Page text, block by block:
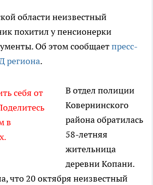
области неизвестный
похитил у пенсионерки
Об этом сообщаетпресс-
региона.
себя от
в
В отдел полиции
Ковернинского
района обратилась
58-летняя
жительница
деревни Копани.
что 20 октября неизвестный